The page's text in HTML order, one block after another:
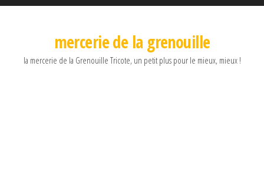
mercerie de la grenouille
la mercerie de la Grenouille Tricote, un petit plus pour le mieux, mieux !